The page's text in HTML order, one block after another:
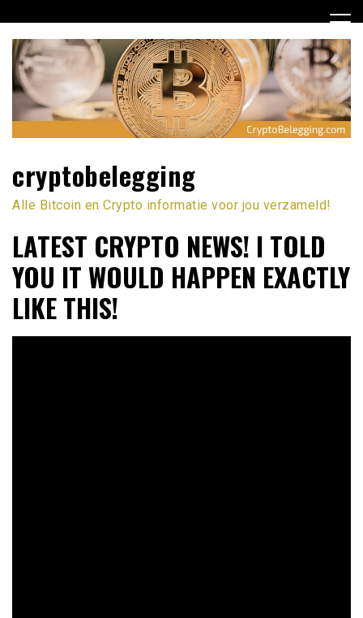
naar
inhoud
cryptobelegging
Alle Bitcoin en Crypto informatie voor jou verzameld!
LATEST CRYPTO NEWS! I TOLD
YOU IT WOULD HAPPEN EXACTLY
LIKE THIS!